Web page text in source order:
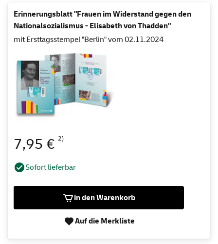
Erinnerungsblatt "Frauen im Widerstand gegen den
Nationalsozialismus - Elisabeth von Thadden"
mit Ersttagsstempel "Berlin" vom 02.11.2024
7,95 € 2)
Sofort lieferbar
in den Warenkorb
Auf die Merkliste